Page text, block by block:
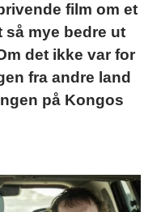
film om et
så mye bedre ut
det ikke var for
fra andre land
på Kongos